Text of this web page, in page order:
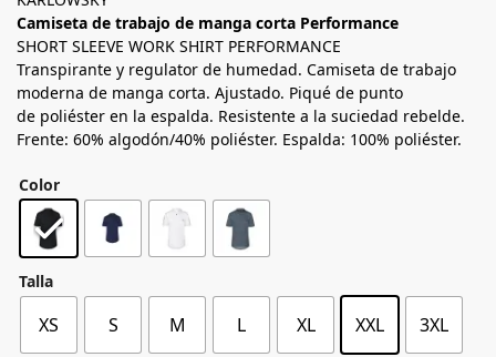
Camiseta de trabajo de manga corta Performance
SHORT SLEEVE WORK SHIRT PERFORMANCE
Transpirante y regulator de humedad. Camiseta de trabajo
moderna de manga corta. Ajustado. Piqué de punto
de poliéster en la espalda. Resistente a la suciedad rebelde.
Frente: 60% algodón/40% poliéster. Espalda: 100% poliéster.
Color
Talla
XS S M L XL XXL 3XL